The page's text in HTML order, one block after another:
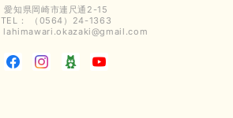
愛知県岡崎市連尺通2-15
TEL： （0564）24-1363
lahimawari.okazaki@gmail.com